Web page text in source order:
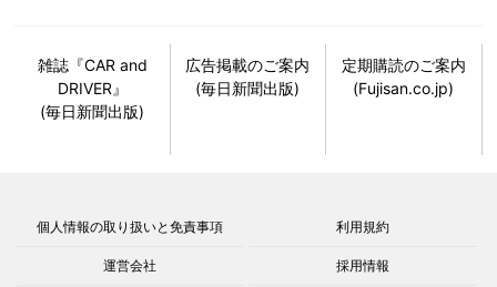
雑誌『CAR and
DRIVER』
(毎日新聞出版)
広告掲載のご案内
(毎日新聞出版)
定期購読のご案内
(Fujisan.co.jp)
個人情報の取り扱いと免責事項 利用規約
運営会社 採用情報